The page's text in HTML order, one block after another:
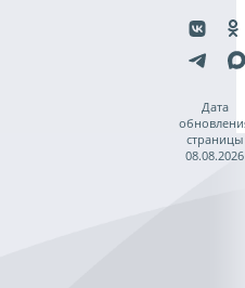
Дата
страницы
08.08.2026